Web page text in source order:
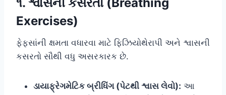
Exercises)
ફેફસાંની ક્ષમતા વધારવા માટે ફિઝિયોથેરાપી અને શ્વાસની
કસરતો સૌથી વધુ અસરકારક છે.
ડાયાફ્રેગમેટિક બ્રીધિંગ (પેટથી શ્વાસ લેવો): આ